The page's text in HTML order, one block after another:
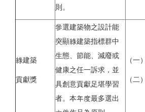
則。
綠建築
貢獻獎
參選建築物之設計能
突顯綠建築指標群中
生態、節能、減廢或
健康之任一訴求，並
具創意貢獻足堪學習
者。本年度最多選出
（一
（二